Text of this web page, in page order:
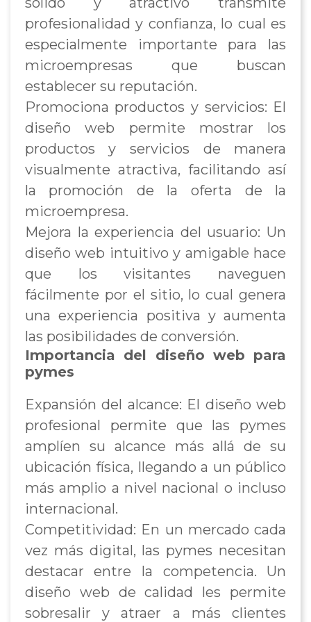
profesionalidad y confianza, lo cual es
especialmente importante para las
microempresas que buscan
establecer su reputación.
Promociona productos y servicios: El
diseño web permite mostrar los
productos y servicios de manera
visualmente atractiva, facilitando así
la promoción de la oferta de la
microempresa.
Mejora la experiencia del usuario: Un
diseño web intuitivo y amigable hace
que los visitantes naveguen
fácilmente por el sitio, lo cual genera
una experiencia positiva y aumenta
las posibilidades de conversión.
Importancia del diseño web para
pymes
Expansión del alcance: El diseño web
profesional permite que las pymes
amplíen su alcance más allá de su
ubicación física, llegando a un público
más amplio a nivel nacional o incluso
internacional.
Competitividad: En un mercado cada
vez más digital, las pymes necesitan
destacar entre la competencia. Un
diseño web de calidad les permite
sobresalir y atraer a más clientes